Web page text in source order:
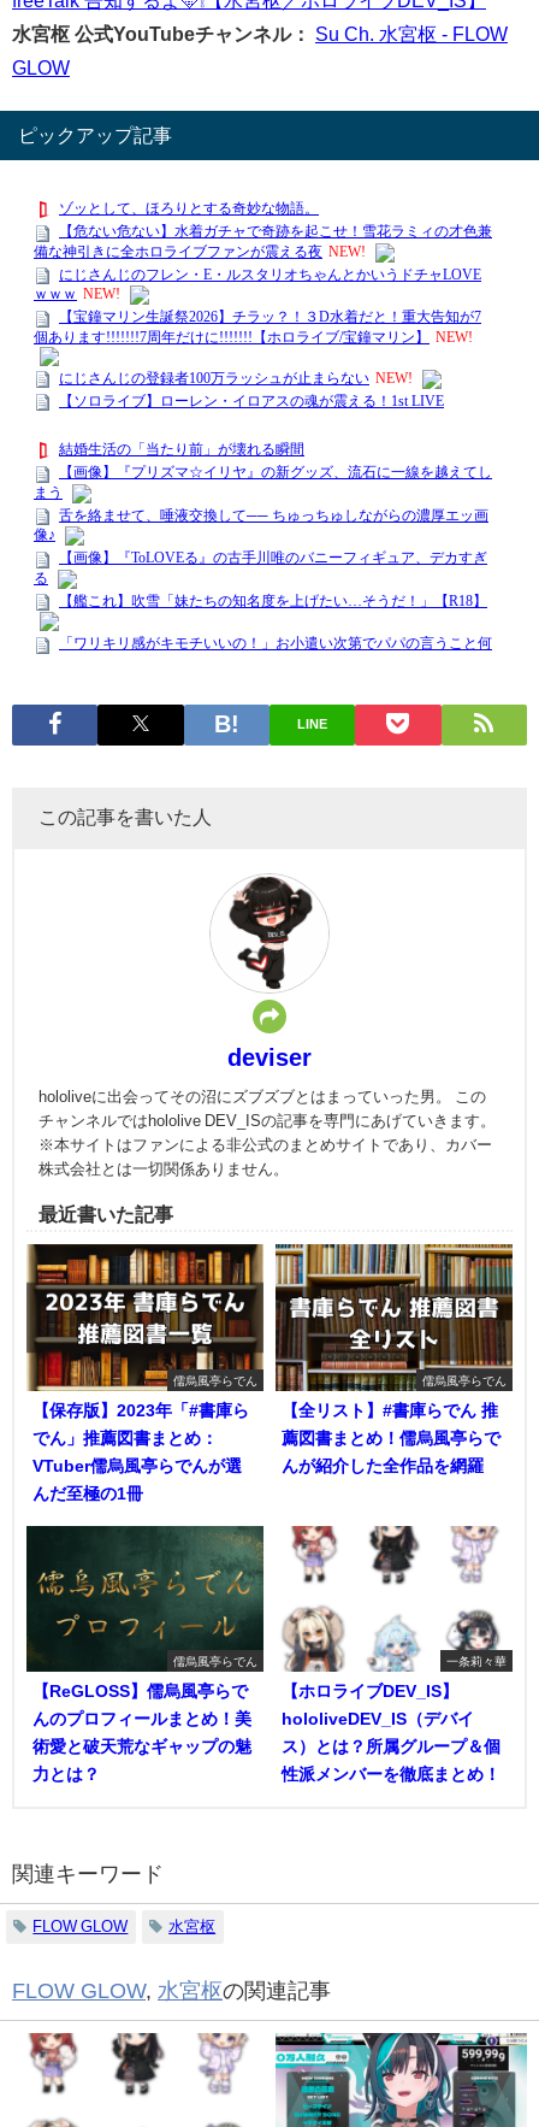
水宮枢 公式YouTubeチャンネル：
Su Ch. 水宮枢 - FLOW
GLOW
ピックアップ記事
LINE
この記事を書いた人
deviser
hololiveに出会ってその沼にズブズブとはまっていった男。 この
チャンネルではhololive DEV_ISの記事を専門にあげていきます。
※本サイトはファンによる非公式のまとめサイトであり、カバー
株式会社とは一切関係ありません。
最近書いた記事
儒烏風亭らでん
【保存版】2023年「#書庫ら
でん」推薦図書まとめ：
VTuber儒烏風亭らでんが選
んだ至極の1冊
儒烏風亭らでん
【全リスト】#書庫らでん 推
薦図書まとめ！儒烏風亭らで
んが紹介した全作品を網羅
儒烏風亭らでん
【ReGLOSS】儒烏風亭らで
んのプロフィールまとめ！美
術愛と破天荒なギャップの魅
力とは？
一条莉々華
【ホロライブDEV_IS】
hololiveDEV_IS（デバイ
ス）とは？所属グループ＆個
性派メンバーを徹底まとめ！
関連キーワード
FLOW GLOW 水宮枢
FLOW GLOW, 水宮枢の関連記事